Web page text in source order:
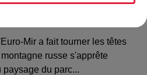
Mir a fait tourner les têtes
russe s'apprête
du parc...